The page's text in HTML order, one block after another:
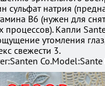
сульфат натрия
В6 (нужен для
Капли
утомления
свежести 3.
Santen Co.Model:Sante